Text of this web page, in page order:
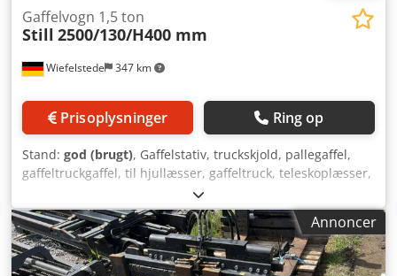
Wiefelstede 347 km
Gaffelvogn 1,5 ton
Still 2500/130/H400 mm
Prisoplysninger Ring op
Stand: god (brugt), Gaffelstativ, truckskjold, pallegaffel,
gaffeltruckgaffel, til hjullæsser, gaffeltruck, teleskoplæsser,
truck, traktor - Gaffelstativ: uden gaffelarme -
Løftekapacitet: 1.500 kg - Bredde på stativ: 2.500 mm -
Gaffelarme: stort udvalg tilgængeligt Dsdpfx Ajv Hxubjkxekr
- Samlede dimensioner: 2.500/130/H400 mm - Vægt: 370 kg
Annoncer